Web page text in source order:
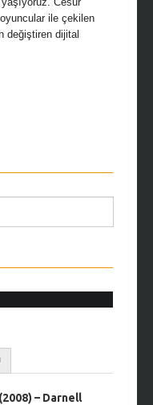
ile çekilen
değiştiren dijital
– Darnell